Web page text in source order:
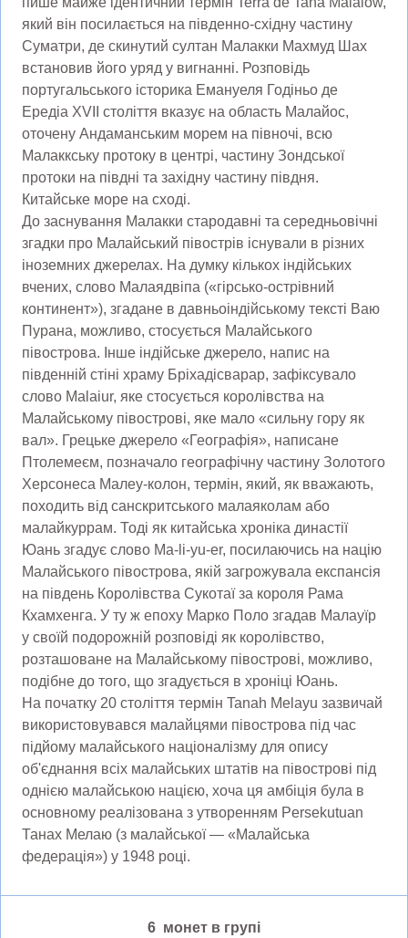
який він посилається на південно-східну частину
Суматри, де скинутий султан Малакки Махмуд Шах
встановив його уряд у вигнанні. Розповідь
португальського історика Емануеля Годіньо де
Ередіа XVII століття вказує на область Малайос,
оточену Андаманським морем на півночі, всю
Малаккську протоку в центрі, частину Зондської
протоки на півдні та західну частину півдня.
Китайське море на сході.
До заснування Малакки стародавні та середньовічні
згадки про Малайський півострів існували в різних
іноземних джерелах. На думку кількох індійських
вчених, слово Малаядвіпа («гірсько-острівний
континент»), згадане в давньоіндійському тексті Ваю
Пурана, можливо, стосується Малайського
півострова. Інше індійське джерело, напис на
південній стіні храму Бріхадісварар, зафіксувало
слово Malaiur, яке стосується королівства на
Малайському півострові, яке мало «сильну гору як
вал». Грецьке джерело «Географія», написане
Птолемеєм, позначало географічну частину Золотого
Херсонеса Малеу-колон, термін, який, як вважають,
походить від санскритського малаяколам або
малайкуррам. Тоді як китайська хроніка династії
Юань згадує слово Ma-li-yu-er, посилаючись на націю
Малайського півострова, якій загрожувала експансія
на південь Королівства Сукотаї за короля Рама
Кхамхенга. У ту ж епоху Марко Поло згадав Малауїр
у своїй подорожній розповіді як королівство,
розташоване на Малайському півострові, можливо,
подібне до того, що згадується в хроніці Юань.
На початку 20 століття термін Tanah Melayu зазвичай
використовувався малайцями півострова під час
підйому малайського націоналізму для опису
об'єднання всіх малайських штатів на півострові під
однією малайською нацією, хоча ця амбіція була в
основному реалізована з утворенням Persekutuan
Танах Мелаю (з малайської — «Малайська
федерація») у 1948 році.
6 монет в групі